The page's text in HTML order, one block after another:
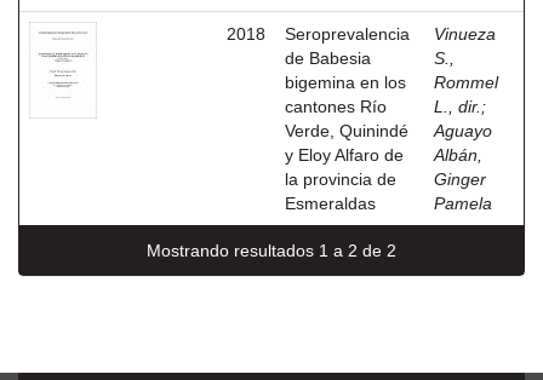
2018
Seroprevalencia
de Babesia
bigemina en los
cantones Río
Verde, Quinindé
y Eloy Alfaro de
la provincia de
Esmeraldas
Vinueza
S.,
Rommel
L., dir. ;
Aguayo
Albán,
Ginger
Pamela
Mostrando resultados 1 a 2 de 2